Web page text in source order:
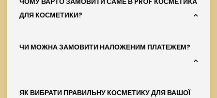
ДЛЯ КОСМЕТИКИ?
ЧИ МОЖНА ЗАМОВИТИ НАЛОЖЕНИМ ПЛАТЕЖЕМ?
ЯК ВИБРАТИ ПРАВИЛЬНУ КОСМЕТИКУ ДЛЯ ВАШОЇ